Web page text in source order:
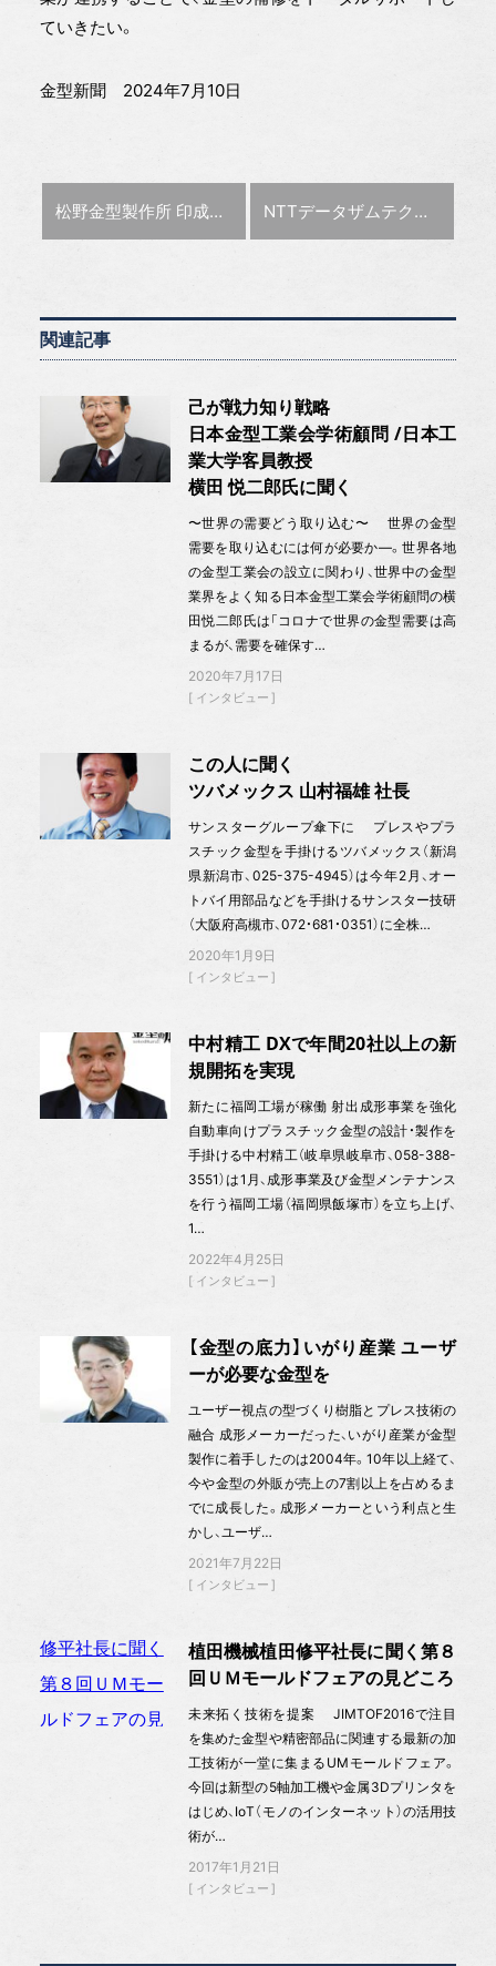
ていきたい。
金型新聞 2024年7月10日
前の記事 :
松野金型製作所 印成形メーカーと提携 次の記事 :
NTTデータザムテクノロジーズ 金属3Dプリンタ発売
関連記事
己が戦力知り戦略
日本金型工業会学術顧問 /日本工
業大学客員教授
横田 悦二郎氏に聞く
〜世界の需要どう取り込む〜 世界の金型
需要を取り込むには何が必要か—。世界各地
の金型工業会の設立に関わり、世界中の金型
業界をよく知る日本金型工業会学術顧問の横
田悦二郎氏は「コロナで世界の金型需要は高
まるが、需要を確保す…
2020年7月17日
インタビュー
この人に聞く
ツバメックス 山村福雄 社長
サンスターグループ傘下に プレスやプラ
スチック金型を手掛けるツバメックス（新潟
県新潟市、025-375-4945）は今年2月、オー
トバイ用部品などを手掛けるサンスター技研
（大阪府高槻市、072・681・0351）に全株…
2020年1月9日
インタビュー
中村精工 DXで年間20社以上の新
規開拓を実現
新たに福岡工場が稼働 射出成形事業を強化
自動車向けプラスチック金型の設計・製作を
手掛ける中村精工（岐阜県岐阜市、058-388-
3551）は1月、成形事業及び金型メンテナンス
を行う福岡工場（福岡県飯塚市）を立ち上げ、
1…
2022年4月25日
インタビュー
【金型の底力】いがり産業 ユーザ
ーが必要な金型を
ユーザー視点の型づくり樹脂とプレス技術の
融合 成形メーカーだった、いがり産業が金型
製作に着手したのは2004年。10年以上経て、
今や金型の外販が売上の7割以上を占めるま
でに成長した。成形メーカーという利点と生
かし、ユーザ…
2021年7月22日
インタビュー
植田機械植田修平社長に聞く第８
回ＵＭモールドフェアの見どころ
未来拓く技術を提案 JIMTOF2016で注目
を集めた金型や精密部品に関連する最新の加
工技術が一堂に集まるUMモールドフェア。
今回は新型の5軸加工機や金属3Dプリンタを
はじめ、IoT（モノのインターネット）の活用技
術が…
2017年1月21日
インタビュー